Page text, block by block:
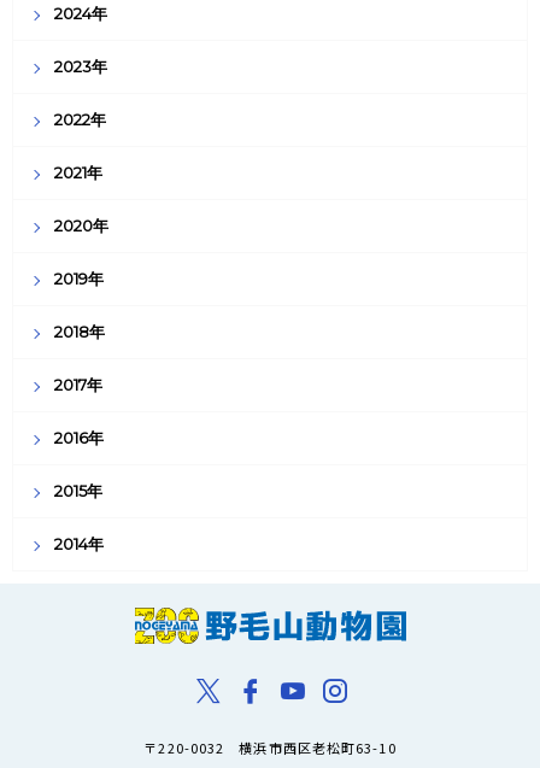
2024年
2023年
2022年
2021年
2020年
2019年
2018年
2017年
2016年
2015年
2014年
〒220-0032 横浜市西区老松町63-10